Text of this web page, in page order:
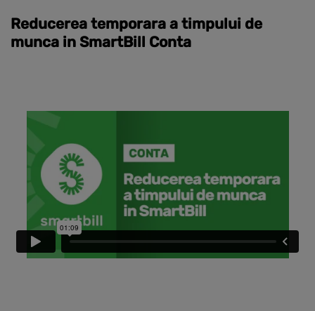
Reducerea temporara a timpului de
munca in SmartBill Conta